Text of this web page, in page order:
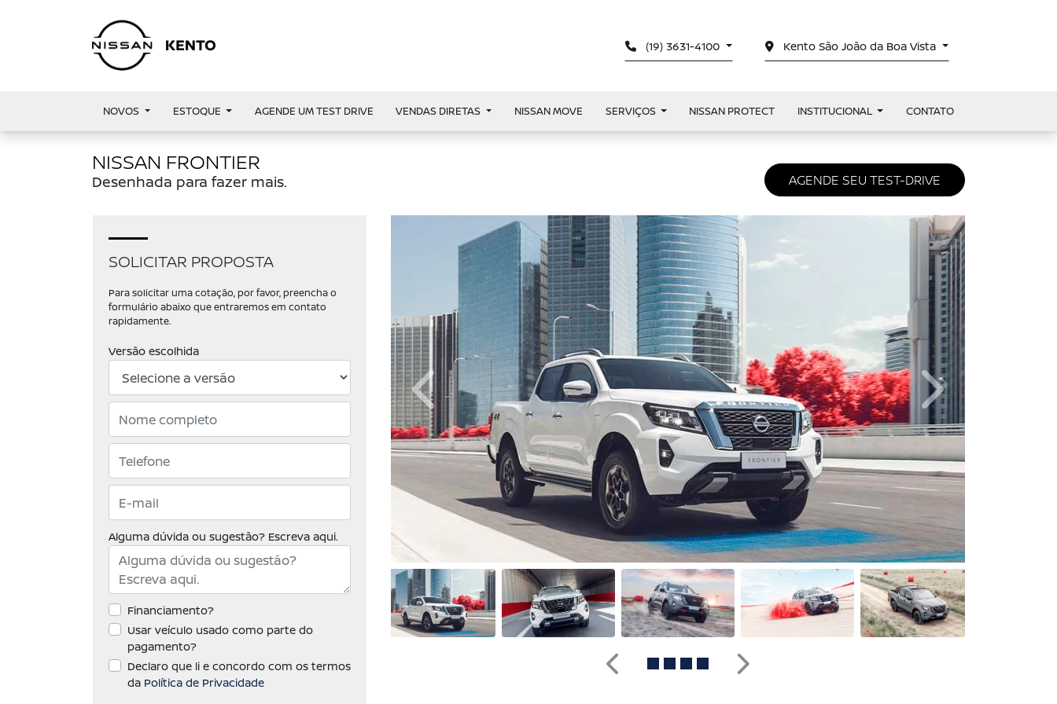
(19) 3631-4100 Kento São João da Boa Vista
NOVOS ESTOQUE AGENDE UM TEST DRIVE VENDAS DIRETAS NISSAN MOVE SERVIÇOS NISSAN PROTECT INSTITUCIONAL CONTATO
NISSAN FRONTIER
Desenhada para fazer mais. AGENDE SEU TEST-DRIVE
SOLICITAR PROPOSTA
Para solicitar uma cotação, por favor, preencha o
formulário abaixo que entraremos em contato
rapidamente.
Versão escolhida
Alguma dúvida ou sugestão? Escreva aqui.
Financiamento?
Usar veículo usado como parte do
pagamento?
Declaro que li e concordo com os termos
da Política de Privacidade
Anterior Próximo
Anterior Próximo